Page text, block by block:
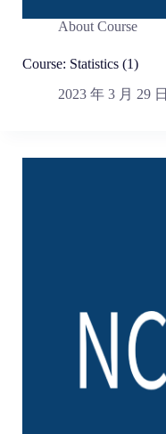
About Course
Course: Statistics (1)
2023 年 3 月 29 日